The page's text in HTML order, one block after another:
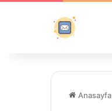
Anasayfa